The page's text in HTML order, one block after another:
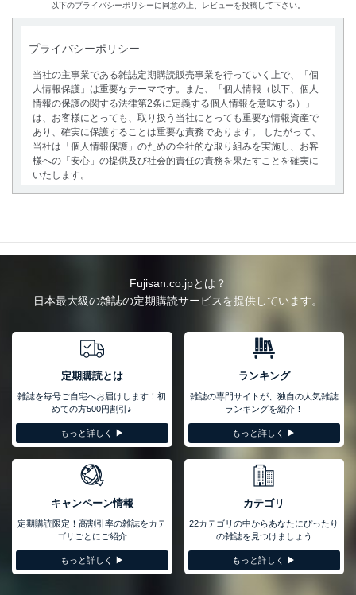
以下のプライバシーポリシーに同意の上、レビューを投稿して下さい。
プライバシーポリシー
当社の主事業である雑誌定期購読販売事業を行っていく上で、「個
人情報保護」は重要なテーマです。また、「個人情報（以下、個人
情報の保護の関する法律第2条に定義する個人情報を意味する）」
は、お客様にとっても、取り扱う当社にとっても重要な情報資産で
あり、確実に保護することは重要な責務であります。 したがって、
当社は「個人情報保護」のための全社的な取り組みを実施し、お客
様への「安心」の提供及び社会的責任の責務を果たすことを確実に
いたします。
確にし、本人の同意を得たうえで利用目的の達成に必要な範囲内で
適法かつ公正な手段によって取得・利用・提供を行います。また、
への提供・開示は行いません。当社においてはこれらの取り組みを
確実にするため、従業者等の教育を徹底してまいります。また、目
当社は、個人情報に関連する法令、国が定める指針及びその他の規
範を遵守します。また、当社の管理の仕組みに、これらの法令及び
その他の規範を常に適合させます。
個人情報の安全管理措置
ュリティ対策をはじめとする安全対策を実施し、個人情報の漏え
い、滅失またはき損の防止及び是正に努めます。
アクセス制御
個人データを取り扱うことのできる機器及び当該機器を取り扱
う従業者を明確化し、 個人データへの不要なアクセスを防止
アクセス者の識別と認証
Fujisan.co.jpとは？
日本最大級の雑誌の定期購読サービスを提供しています。
定期購読とは
雑誌を毎号ご自宅へお届けします！初
めての方500円割引♪
もっと詳しく ▶︎
ランキング
雑誌の専門サイトが、独自の人気雑誌
ランキングを紹介！
もっと詳しく ▶︎
キャンペーン情報
定期購読限定！高割引率の雑誌をカテ
ゴリごとにご紹介
もっと詳しく ▶︎
カテゴリ
22カテゴリの中からあなたにぴったり
の雑誌を見つけましょう
もっと詳しく ▶︎